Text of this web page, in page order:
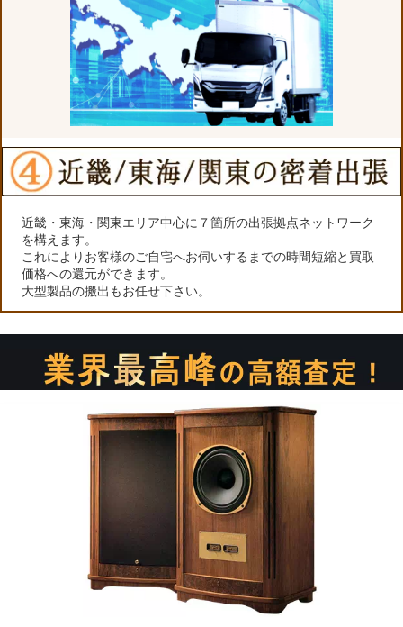
近畿・東海・関東エリア中心に７箇所の出張拠点ネットワーク
を構えます。
これによりお客様のご自宅へお伺いするまでの時間短縮と買取
価格への還元ができます。
大型製品の搬出もお任せ下さい。